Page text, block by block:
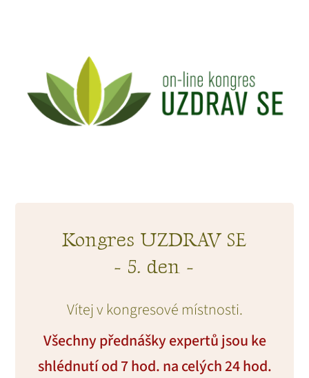
Kongres UZDRAV SE
- 5. den -
Vítej v kongresové místnosti.
Všechny přednášky expertů jsou ke
shlédnutí od 7 hod. na celých 24 hod.